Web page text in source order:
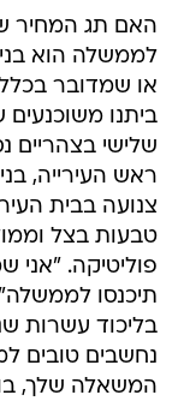
האם תג המחיר
לממשלה הוא
או שמדובר
ביתנו
שלישי בצהריים
ראש העירייה,
צנועה בבית
טבעות בצל
פוליטיקה.
תיכנסו
בליכוד עשרות
נחשבים טובים
המשאלה שלך,